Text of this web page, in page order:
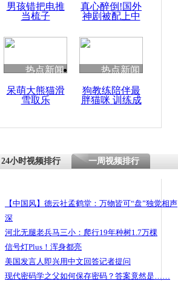
度苗族花山节
魂
男孩错把电推
当梳子
真心醉倒!国外
神剧被配上中
热点新闻
呆萌大熊猫滑
雪取乐
热点新闻
狗教练陪伴最
胖猫咪 训练成
24小时视频排行 一周视频排行
【中国风】德云社孟鹤堂：万物皆可“盘”独觉相声
深
河北无腿老兵马三小：爬行19年种树1.7万棵
信号灯Plus！浑身都亮
美国发言人即兴用中文回答记者提问
现代密码学之父如何保存密码？答案竟然是……